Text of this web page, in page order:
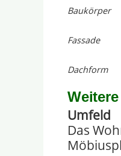
Baukörper
Fassade
Dachform
Umfeld
Das